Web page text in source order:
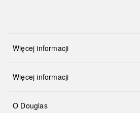
Więcej informacji
Więcej informacji
O Douglas